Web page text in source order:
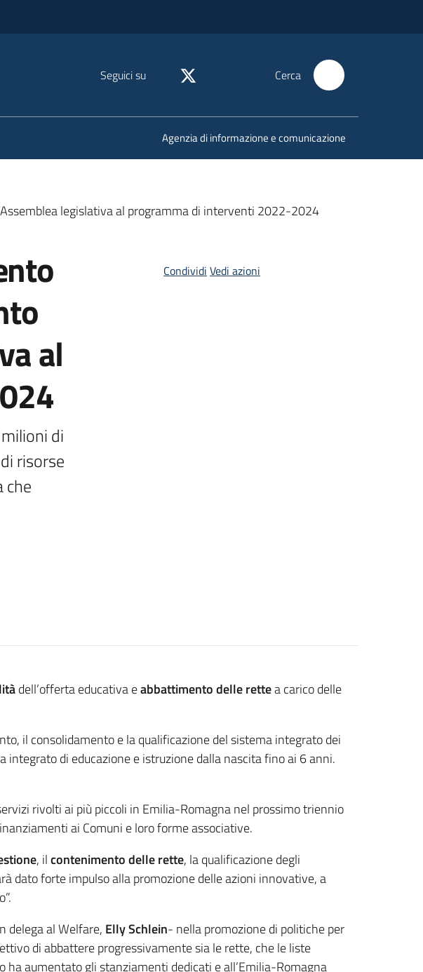
Seguici su Cerca
Agenzia di informazione e comunicazione
legislativa al programma di interventi 2022-2024
al
di
risorse
che
Condividi Vedi azioni
dell’offerta educativa eabbattimento delle rettea carico delle
il consolidamento e la qualificazione del sistema integrato dei
di educazione e istruzione dalla nascita fino ai 6 anni.
rivolti ai più piccoli in Emilia-Romagna nel prossimo triennio
ai Comuni e loro forme associative.
, ilcontenimento delle rette, la qualificazione degli
dato forte impulso alla promozione delle azioni innovative, a
delega al Welfare, Elly Schlein- nella promozione di politiche per
di abbattere progressivamente sia le rette, che le liste
ha aumentato gli stanziamenti dedicati e all’Emilia-Romagna